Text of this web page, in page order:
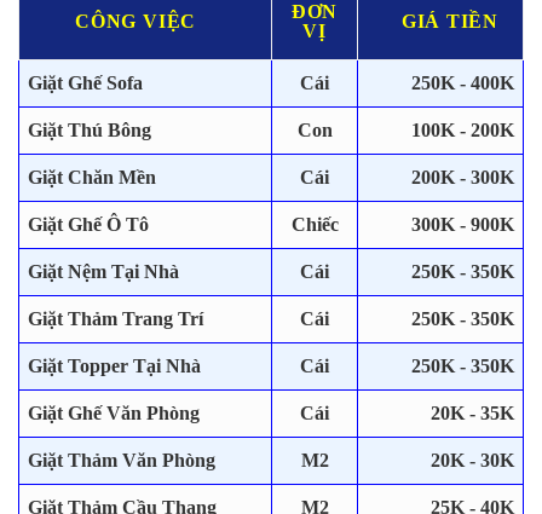
CÔNG VIỆC
ĐƠN
VỊ
GIÁ TIỀN
Giặt Ghế Sofa Cái 250K - 400K
Giặt Thú Bông Con 100K - 200K
Giặt Chăn Mền Cái 200K - 300K
Giặt Ghế Ô Tô Chiếc 300K - 900K
Giặt Nệm Tại Nhà Cái 250K - 350K
Giặt Thảm Trang Trí Cái 250K - 350K
Giặt Topper Tại Nhà Cái 250K - 350K
Giặt Ghế Văn Phòng Cái 20K - 35K
Giặt Thảm Văn Phòng M2 20K - 30K
Giặt Thảm Cầu Thang M2 25K - 40K